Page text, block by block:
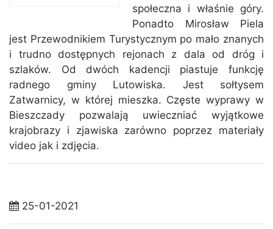
społeczna i właśnie góry.
Ponadto Mirosław Piela
jest Przewodnikiem Turystycznym po mało znanych
i trudno dostępnych rejonach z dala od dróg i
szlaków. Od dwóch kadencji piastuje funkcję
radnego gminy Lutowiska. Jest sołtysem
Zatwarnicy, w której mieszka. Częste wyprawy w
Bieszczady pozwalają uwieczniać wyjątkowe
krajobrazy i zjawiska zarówno poprzez materiały
video jak i zdjęcia.
25-01-2021